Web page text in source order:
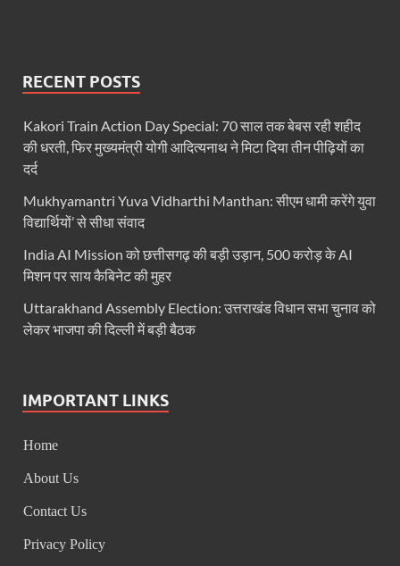
UP Vidhan Sabha:देश में दो नमूने हैं, जब कोई चर्चा होती
UP Rain Basera: ठंड में आने वाले फरियादियों के लिए
FCI News: पहली बार फूड कॉर्पोरेशन ऑफ इंडिया (FCI)
Shakti Sadan Yojana: संकटग्रस्त महिलाओं के लिए
UP Ayush App: योगी सरकार जल्द लांच करेगी आयुष एप,
CM Yogi Gift: मुख्यमंत्री योगी आदित्यनाथ ने लघु व सीमांत
River Drone Survey Model: सीएम योगी के रिवर ड्रोन
Delhi Air Pollution: फेफड़ों के लिए कितनी खतरनाक हुई
RECENT POSTS
Kakori Train Action Day Special: 70 साल तक बेबस रही शहीद
की धरती, फिर मुख्यमंत्री योगी आदित्यनाथ ने मिटा दिया तीन पीढ़ियों का
दर्द
Mukhyamantri Yuva Vidharthi Manthan: सीएम धामी करेंगे युवा
विद्यार्थियों’ से सीधा संवाद
India AI Mission को छत्तीसगढ़ की बड़ी उड़ान, 500 करोड़ के AI
मिशन पर साय कैबिनेट की मुहर
Uttarakhand Assembly Election: उत्तराखंड विधान सभा चुनाव को
लेकर भाजपा की दिल्ली में बड़ी बैठक
IMPORTANT LINKS
Home
About Us
Contact Us
Privacy Policy